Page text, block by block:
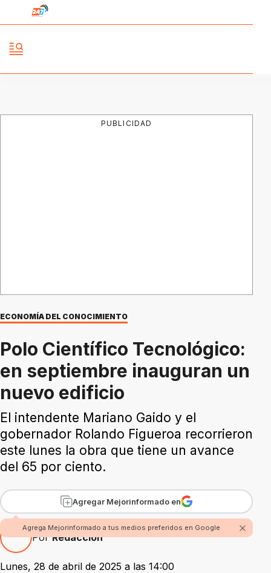
PUBLICIDAD
ECONOMÍA DEL CONOCIMIENTO
Polo Científico Tecnológico:
en septiembre inauguran un
nuevo edificio
El intendente Mariano Gaido y el
gobernador Rolando Figueroa recorrieron
este lunes la obra que tiene un avance
del 65 por ciento.
Agregar Mejorinformado en
Agrega Mejorinformado a tus medios preferidos en Google
PorRedacción
Lunes, 28 de abril de 2025 a las 14:00